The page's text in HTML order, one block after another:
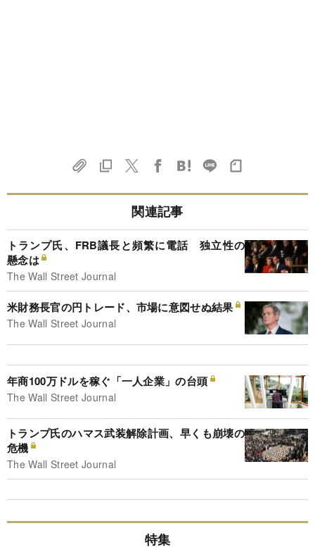
関連記事
トランプ氏、FRB議長と頻繁に電話 独立性の
懸念は
The Wall Street Journal
米財務長官の円トレード、市場に意図せぬ結果
The Wall Street Journal
年商100万ドルを稼ぐ「一人企業」の台頭
The Wall Street Journal
トランプ氏のハマス武装解除計画、早くも崩壊の
危機
The Wall Street Journal
特集